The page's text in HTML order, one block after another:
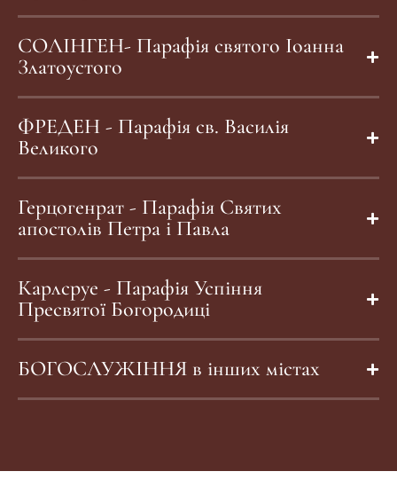
СОЛІНГЕН- Парафія святого Іоанна
Златоустого
ФРЕДЕН - Парафія св. Василія
Великого
Герцогенрат - Парафія Святих
апостолів Петра і Павла
Карлсруе - Парафія Успіння
Пресвятої Богородиці
БОГОСЛУЖІННЯ в інших містах